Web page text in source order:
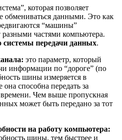
которая позволяет
обмениваться данными. Это как
“машины”
частями компьютера.
передачи данных.
это параметр, который
информации по “дороге” (по
шины измеряется в
способна передать за
Чем выше пропускная
может быть передано за тот
на работу компьютера:
шины, тем быстрее и